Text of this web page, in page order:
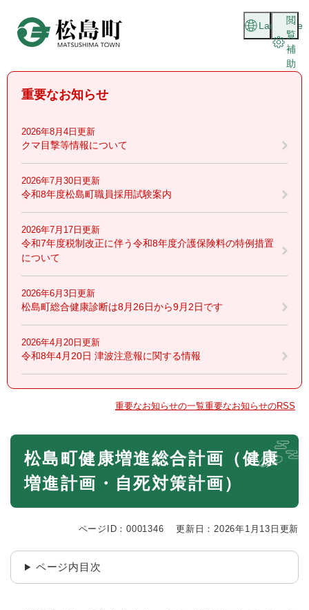
頭
閲
覧
補
助
Language
重要なお知らせ
2026年8月4日更新
クマ目撃等情報について
2026年7月30日更新
令和8年度松島町職員採用試験案内
2026年7月17日更新
令和7年度税制改正に伴う令和8年度介護保険料の特例措置
について
2026年6月3日更新
松島町総合健康診断は8月26日から9月2日です
2026年4月20日更新
令和8年4月20日 津波注意報に関する情報
重要なお知らせの一覧重要なお知らせのRSS
本
松島町健康増進総合計画（健康
増進計画・自死対策計画）
ページID：0001346 更新日：2026年1月13日更新
ページ内目次